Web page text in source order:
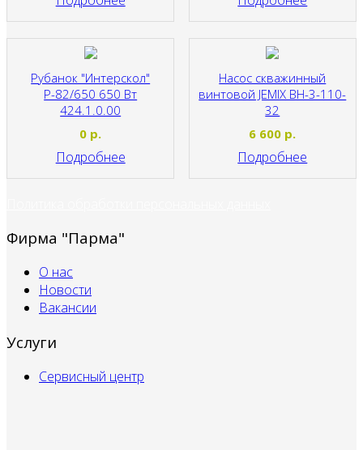
Рубанок "Интерскол"
Р-82/650 650 Вт
424.1.0.00
0 р.
Подробнее
Насос скважинный
винтовой JEMIX ВН-3-110-
32
JEMIX
6 600 р.
Подробнее
Фирма "Парма"
О нас
Новости
Вакансии
Услуги
Сервисный центр